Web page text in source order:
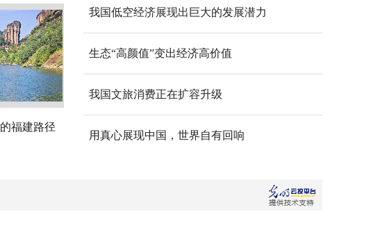
福建路径
我国低空经济展现出巨大的发展潜力
生态“高颜值”变出经济高价值
我国文旅消费正在扩容升级
用真心展现中国，世界自有回响